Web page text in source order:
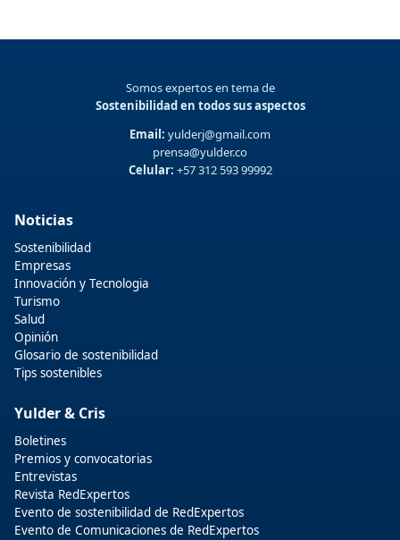
Somos expertos en tema de
Sostenibilidad en todos sus aspectos
Email: yulderj@gmail.com
prensa@yulder.co
Celular: +57 312 593 99992
Noticias
Sostenibilidad
Empresas
Innovación y Tecnologia
Turismo
Salud
Opinión
Glosario de sostenibilidad
Tips sostenibles
Yulder & Cris
Boletines
Premios y convocatorias
Entrevistas
Revista RedExpertos
Evento de sostenibilidad de RedExpertos
Evento de Comunicaciones de RedExpertos